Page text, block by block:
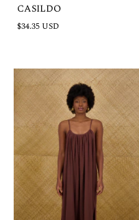
CASILDO
$34.35 USD